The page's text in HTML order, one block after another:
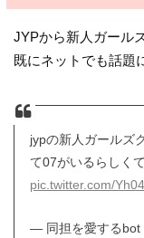
JYPから新人ガール
既にネットでも話題
jypの新人ガールズ
て07がいるらしく
pic.twitter.com/
— 同担を愛するbot